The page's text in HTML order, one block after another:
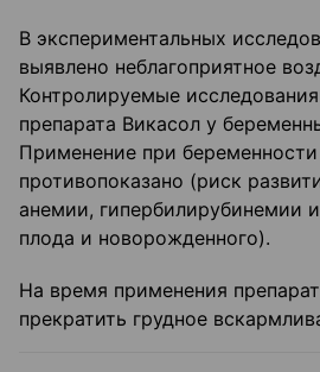
В экспериментальных
выявлено неблагоприятное
Контролируемые
препарата Викасол у
Применение при
противопоказано (риск
анемии, гипербилирубинемии
плода и новорожденного).
На время применения
прекратить грудное